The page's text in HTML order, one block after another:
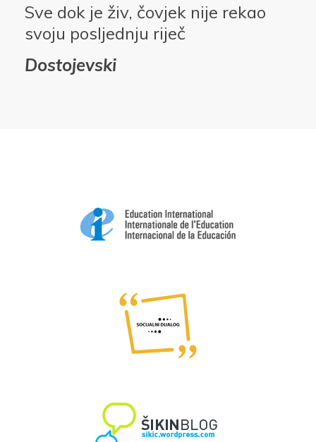
Sve dok je živ, čovjek nije rekao
svoju posljednju riječ
Dostojevski